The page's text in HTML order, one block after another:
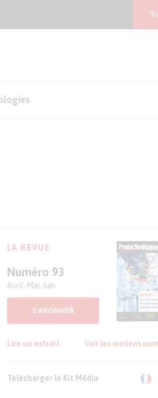
LA REVUE
Numéro 93
Avril-Mai-Juin
S'ABONNER
Lire un extrait Voir les anciens
Télécharger le Kit Média